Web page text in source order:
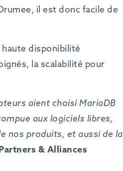
il est donc facile de
haute disponibilité
la scalabilité pour
aient choisi MariaDB
aux logiciels libres,
nos produits, et aussi de la
& Alliances